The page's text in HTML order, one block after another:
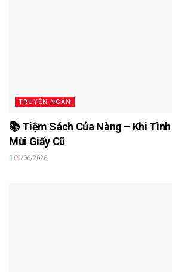
TRUYỆN NGẮN
📚 Tiệm Sách Của Nàng – Khi
Mùi Giấy Cũ
09/06/2026